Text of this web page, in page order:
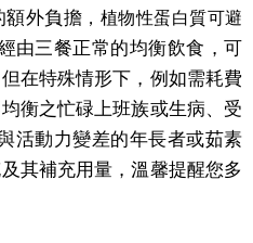
額外負擔 ，植物性蛋白質可避
由三餐正常的均衡飲食，可
在特殊情形下，例如需耗費
衡之忙碌上班族或生病、受
活動力變差的年長者或茹素
其補充用量 ，溫馨提醒您多